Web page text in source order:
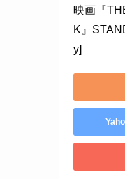
映画『
K』
y]